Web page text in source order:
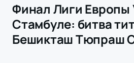
Финал Лиги Европы
Стамбуле: битва
Бешикташ Тюпраш